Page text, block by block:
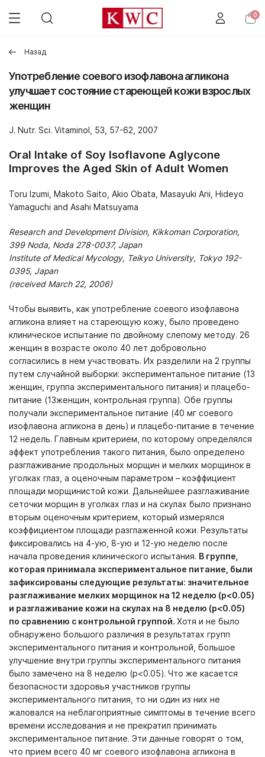
0
Назад
Употребление соевого изофлавона агликона
улучшает состояние стареющей кожи взрослых
женщин
J. Nutr. Sci. Vitaminol, 53, 57-62, 2007
Oral Intake of Soy Isoflavone Aglycone
Improves the Aged Skin of Adult Women
Toru Izumi, Makoto Saito, Akio Obata, Masayuki Arii, Hideyo
Yamaguchi and Asahi Matsuyama
Research and Development Division, Kikkoman Corporation,
399 Noda, Noda 278-0037, Japan
Institute of Medical Mycology, Teikyo University, Tokyo 192-
0395, Japan
(received March 22, 2006)
Чтобы выявить, как употребление соевого изофлавона
агликона влияет на стареющую кожу, было проведено
клиническое испытание по двойному слепому методу. 26
женщин в возрасте около 40 лет добровольно
согласились в нем участвовать. Их разделили на 2 группы
путем случайной выборки: экспериментальное питание (13
женщин, группа экспериментального питания) и плацебо-
питание (13женщин, контрольная группа). Обе группы
получали экспериментальное питание (40 мг соевого
изофлавона агликона в день) и плацебо-питание в течение
12 недель. Главным критерием, по которому определялся
эффект употребления такого питания, было определено
разглаживание продольных морщин и мелких морщинок в
уголках глаз, а оценочным параметром – коэффициент
площади морщинистой кожи. Дальнейшее разглаживание
сеточки морщин в уголках глаз и на скулах было признано
вторым оценочным критерием, который измерялся
коэффициентом площади разглаженной кожи. Результаты
фиксировались на 4-ую, 8-ую и 12-ую неделю после
начала проведения клинического испытания. В группе,
которая принимала экспериментальное питание, были
зафиксированы следующие результаты: значительное
разглаживание мелких морщинок на 12 неделю (p<0.05)
и разглаживание кожи на скулах на 8 неделю (p<0.05)
по сравнению с контрольной группой. Хотя и не было
обнаружено большого различия в результатах групп
экспериментального питания и контрольной, большое
улучшение внутри группы экспериментального питания
было замечено на 8 неделю (p<0.05). Что же касается
безопасности здоровья участников группы
экспериментального питания, то ни один из них не
жаловался на неблагоприятные симптомы в течение всего
времени исследования и не прекратил принимать
экспериментальное питание. Эти данные говорят о том,
что прием всего 40 мг соевого изофлавона агликона в